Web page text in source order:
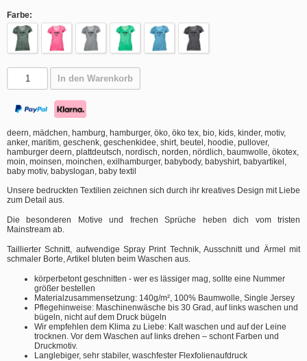
Farbe:
In den Warenkorb
deern, mädchen, hamburg, hamburger, öko, öko tex, bio, kids, kinder, motiv,
anker, maritim, geschenk, geschenkidee, shirt, beutel, hoodie, pullover,
hamburger deern, plattdeutsch, nordisch, norden, nördlich, baumwolle, ökotex,
moin, moinsen, moinchen, exilhamburger, babybody, babyshirt, babyartikel,
baby motiv, babyslogan, baby textil
Unsere bedruckten Textilien zeichnen sich durch ihr kreatives Design mit Liebe
zum Detail aus.
Die besonderen Motive und frechen Sprüche heben dich vom tristen
Mainstream ab.
Taillierter Schnitt, aufwendige Spray Print Technik, Ausschnitt und Ärmel mit
schmaler Borte, Artikel bluten beim Waschen aus.
körperbetont geschnitten - wer es lässiger mag, sollte eine Nummer
größer bestellen
Materialzusammensetzung: 140g/m², 100% Baumwolle, Single Jersey
Pflegehinweise: Maschinenwäsche bis 30 Grad, auf links waschen und
bügeln, nicht auf dem Druck bügeln
Wir empfehlen dem Klima zu Liebe: Kalt waschen und auf der Leine
trocknen. Vor dem Waschen auf links drehen – schont Farben und
Druckmotiv.
Langlebiger, sehr stabiler, waschfester Flexfolienaufdruck